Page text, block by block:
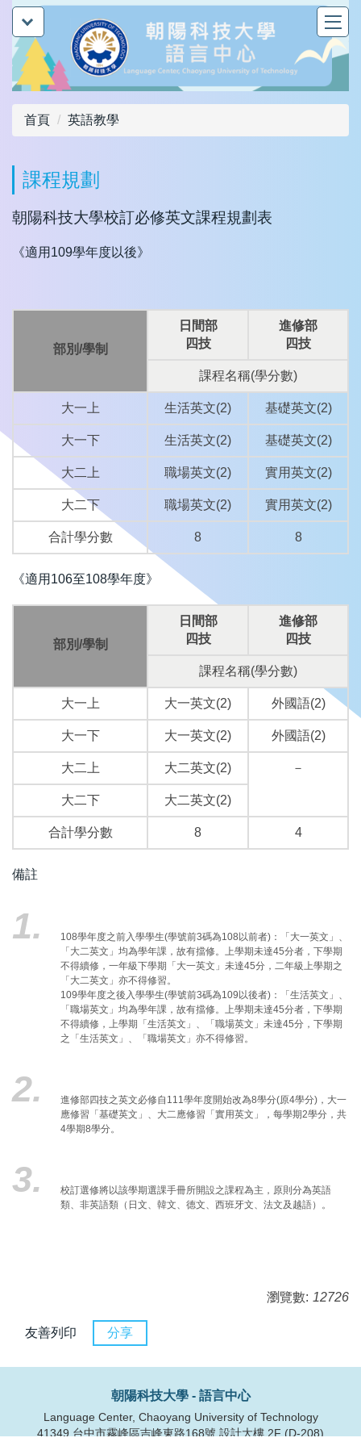
跳
到
主
要
內
容
首頁 英語教學
課程規劃
朝陽科技大學校訂必修英文課程規劃表
《適用109學年度以後》
部別/學制
日間部
四技
進修部
四技
課程名稱(學分數)
大一上 生活英文(2) 基礎英文(2)
大一下 生活英文(2) 基礎英文(2)
大二上 職場英文(2) 實用英文(2)
大二下 職場英文(2) 實用英文(2)
合計學分數 8 8
《適用106至108學年度》
部別/學制
日間部
四技
進修部
四技
課程名稱(學分數)
大一上 大一英文(2) 外國語(2)
大一下 大一英文(2) 外國語(2)
大二上 大二英文(2) －
大二下 大二英文(2)
合計學分數 8 4
備註
1.
108學年度之前入學學生(學號前3碼為108以前者)：「大一英文」、
「大二英文」均為學年課，故有擋修。上學期未達45分者，下學期
不得續修，一年級下學期「大一英文」未達45分，二年級上學期之
「大二英文」亦不得修習。
109學年度之後入學學生(學號前3碼為109以後者)：「生活英文」、
「職場英文」均為學年課，故有擋修。上學期未達45分者，下學期
不得續修，上學期「生活英文」、「職場英文」未達45分，下學期
之「生活英文」、「職場英文」亦不得修習。
2.
進修部四技之英文必修自111學年度開始改為8學分(原4學分)，大一
應修習「基礎英文」、大二應修習「實用英文」，每學期2學分，共
4學期8學分。
3.
校訂選修將以該學期選課手冊所開設之課程為主，原則分為英語
類、非英語類（日文、韓文、德文、西班牙文、法文及越語）。
瀏覽數: 12726
友善列印 分享
朝陽科技大學 - 語言中心
Language Center, Chaoyang University of Technology
41349 台中市霧峰區吉峰東路168號 設計大樓 2F (D-208)